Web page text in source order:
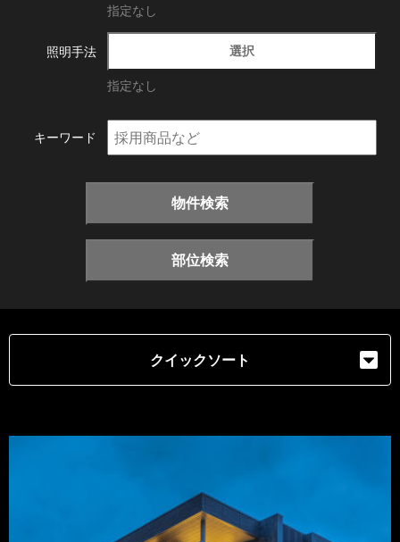
指定なし
照明手法 選択
指定なし
キーワード
物件検索
部位検索
クイックソート